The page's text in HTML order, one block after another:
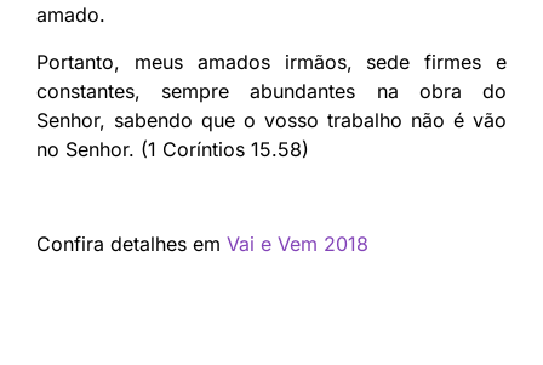
amado.
Portanto, meus amados irmãos, sede firmes e
constantes, sempre abundantes na obra do
Senhor, sabendo que o vosso trabalho não é vão
no Senhor. (1 Coríntios 15.58)
Confira detalhes em Vai e Vem 2018